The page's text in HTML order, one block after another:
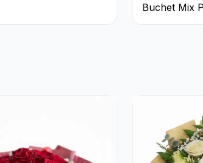
Buchet Mix
și Alb